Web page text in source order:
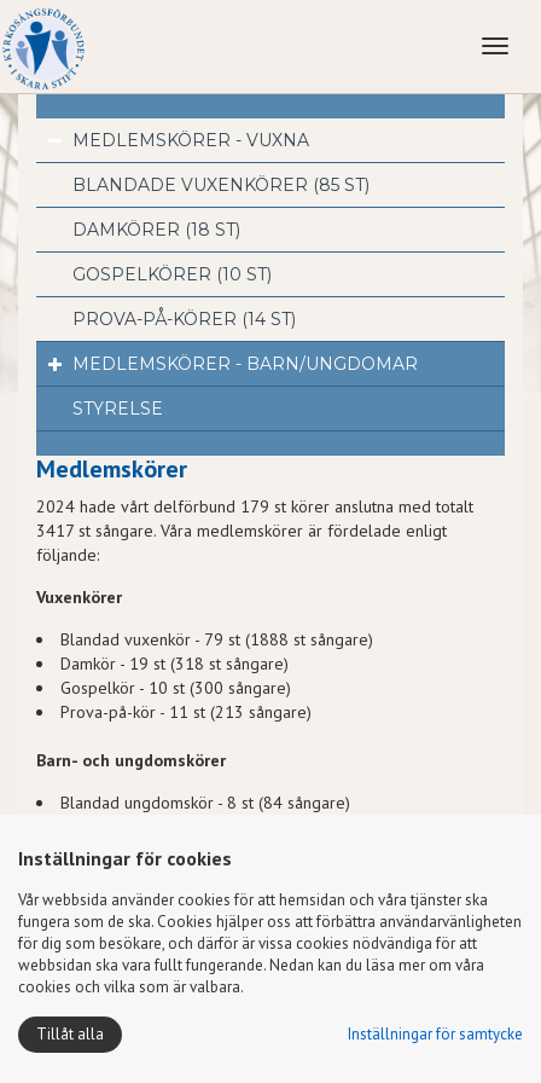
MEDLEMSKÖRER - VUXNA
BLANDADE VUXENKÖRER (85 ST)
DAMKÖRER (18 ST)
GOSPELKÖRER (10 ST)
PROVA-PÅ-KÖRER (14 ST)
MEDLEMSKÖRER - BARN/UNGDOMAR
STYRELSE
Medlemskörer
2024 hade vårt delförbund 179 st körer anslutna med totalt
3417 st sångare. Våra medlemskörer är fördelade enligt
följande:
Vuxenkörer
Blandad vuxenkör - 79 st (1888 st sångare)
Damkör - 19 st (318 st sångare)
Gospelkör - 10 st (300 sångare)
Prova-på-kör - 11 st (213 sångare)
Barn- och ungdomskörer
Blandad ungdomskör - 8 st (84 sångare)
Blandad barnkör - 32 st (391 sångare)
Barnkör flickor - 17 st (224 sångare)
Gosskör - 2 st (28 sångare)
Kyrkosångsförbundet i Svenska kyrkan - Svenska kyrkans eget
körförbund sedan 1925
Inställningar för cookies
Vår webbsida använder cookies för att hemsidan och våra tjänster ska
fungera som de ska. Cookies hjälper oss att förbättra användarvänligheten
för dig som besökare, och därför är vissa cookies nödvändiga för att
webbsidan ska vara fullt fungerande. Nedan kan du läsa mer om våra
cookies och vilka som är valbara.
Tillåt alla Inställningar för samtycke